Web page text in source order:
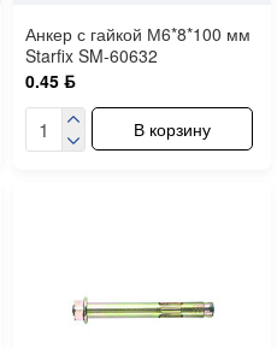
Анкер с гайкой М6*8*100 мм
Starfix SM-60632
0.45 ƃ
В корзину